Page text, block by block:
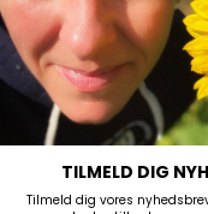
Perlegade 44
6400
Telefonnr.
(+45) 74 43 53
E-mail
TILMELD DIG
Tilmeld dig vores